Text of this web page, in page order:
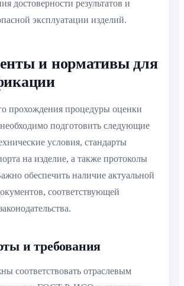
достоверности результатов и
эксплуатации изделий.
и нормативы для
прохождения процедуры оценки
необходимо подготовить следующие
условия, стандарты
на изделие, а также протоколы
обеспечить наличие актуальной
соответствующей
и требования
соответствовать отраслевым